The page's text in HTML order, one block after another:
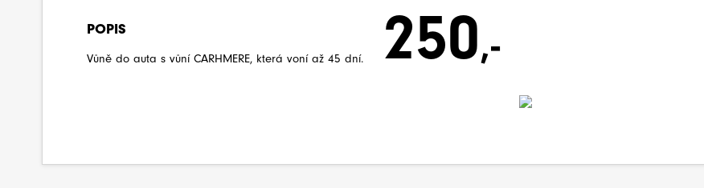
POPIS
Vůně do auta s vůní CARHMERE, která voní až 45 dní. 250,-